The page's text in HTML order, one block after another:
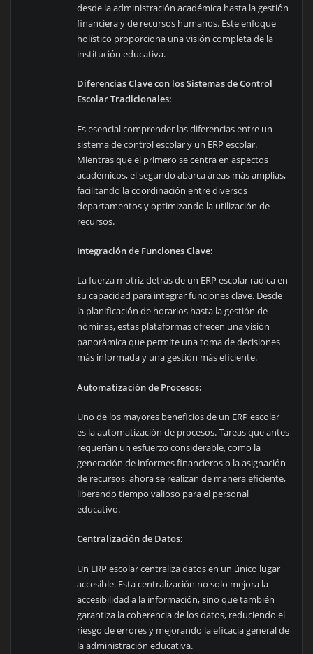
desde la administración académica hasta la gestión
financiera y de recursos humanos. Este enfoque
holístico proporciona una visión completa de la
institución educativa.
Diferencias Clave con los Sistemas de Control
Escolar Tradicionales:
Es esencial comprender las diferencias entre un
sistema de control escolar y un ERP escolar.
Mientras que el primero se centra en aspectos
académicos, el segundo abarca áreas más amplias,
facilitando la coordinación entre diversos
departamentos y optimizando la utilización de
recursos.
Integración de Funciones Clave:
La fuerza motriz detrás de un ERP escolar radica en
su capacidad para integrar funciones clave. Desde
la planificación de horarios hasta la gestión de
nóminas, estas plataformas ofrecen una visión
panorámica que permite una toma de decisiones
más informada y una gestión más eficiente.
Automatización de Procesos:
Uno de los mayores beneficios de un ERP escolar
es la automatización de procesos. Tareas que antes
requerían un esfuerzo considerable, como la
generación de informes financieros o la asignación
de recursos, ahora se realizan de manera eficiente,
liberando tiempo valioso para el personal
educativo.
Centralización de Datos:
Un ERP escolar centraliza datos en un único lugar
accesible. Esta centralización no solo mejora la
accesibilidad a la información, sino que también
garantiza la coherencia de los datos, reduciendo el
riesgo de errores y mejorando la eficacia general de
la administración educativa.